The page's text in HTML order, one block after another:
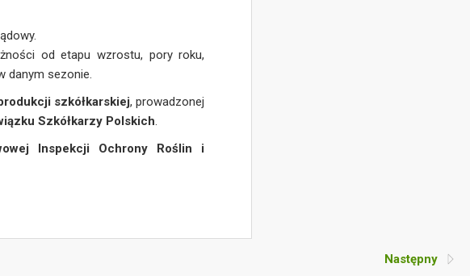
od etapu wzrostu, pory roku,
danym sezonie.
szkółkarskiej, prowadzonej
Szkółkarzy Polskich.
Inspekcji Ochrony Roślin i
Następny